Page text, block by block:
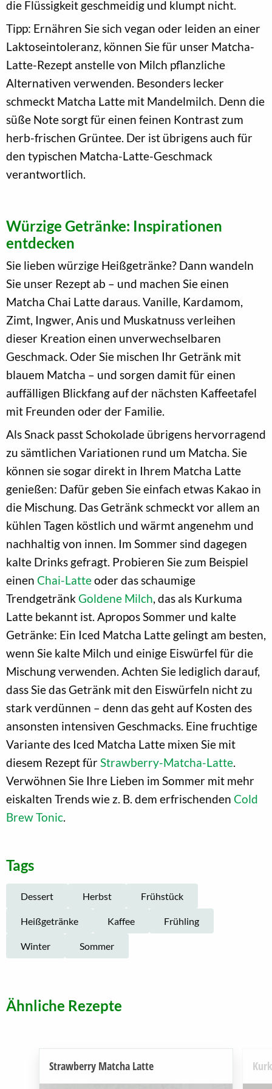
die Flüssigkeit geschmeidig und klumpt nicht.
Tipp: Ernähren Sie sich vegan oder leiden an einer
Laktoseintoleranz, können Sie für unser Matcha-
Latte-Rezept anstelle von Milch pflanzliche
Alternativen verwenden. Besonders lecker
schmeckt Matcha Latte mit Mandelmilch. Denn die
süße Note sorgt für einen feinen Kontrast zum
herb-frischen Grüntee. Der ist übrigens auch für
den typischen Matcha-Latte-Geschmack
verantwortlich.
Würzige Getränke: Inspirationen
entdecken
Sie lieben würzige Heißgetränke? Dann wandeln
Sie unser Rezept ab – und machen Sie einen
Matcha Chai Latte daraus. Vanille, Kardamom,
Zimt, Ingwer, Anis und Muskatnuss verleihen
dieser Kreation einen unverwechselbaren
Geschmack. Oder Sie mischen Ihr Getränk mit
blauem Matcha – und sorgen damit für einen
auffälligen Blickfang auf der nächsten Kaffeetafel
mit Freunden oder der Familie.
Als Snack passt Schokolade übrigens hervorragend
zu sämtlichen Variationen rund um Matcha. Sie
können sie sogar direkt in Ihrem Matcha Latte
genießen: Dafür geben Sie einfach etwas Kakao in
die Mischung. Das Getränk schmeckt vor allem an
kühlen Tagen köstlich und wärmt angenehm und
nachhaltig von innen. Im Sommer sind dagegen
kalte Drinks gefragt. Probieren Sie zum Beispiel
einen Chai-Latteoder das schaumige
TrendgetränkGoldene Milch, das als Kurkuma
Latte bekannt ist. Apropos Sommer und kalte
Getränke: Ein Iced Matcha Latte gelingt am besten,
wenn Sie kalte Milch und einige Eiswürfel für die
Mischung verwenden. Achten Sie lediglich darauf,
dass Sie das Getränk mit den Eiswürfeln nicht zu
stark verdünnen – denn das geht auf Kosten des
ansonsten intensiven Geschmacks. Eine fruchtige
Variante des Iced Matcha Latte mixen Sie mit
diesem Rezept fürStrawberry-Matcha-Latte.
Verwöhnen Sie Ihre Lieben im Sommer mit mehr
eiskalten Trends wie z. B. dem erfrischenden Cold
Brew Tonic.
Tags
Dessert Herbst Frühstück
Heißgetränke Kaffee Frühling
Winter Sommer
Ähnliche Rezepte
Strawberry Matcha Latte